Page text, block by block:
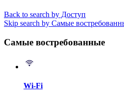
Back to search by Доступ
Skip search by Самые
Самые востребованные
Wi-Fi